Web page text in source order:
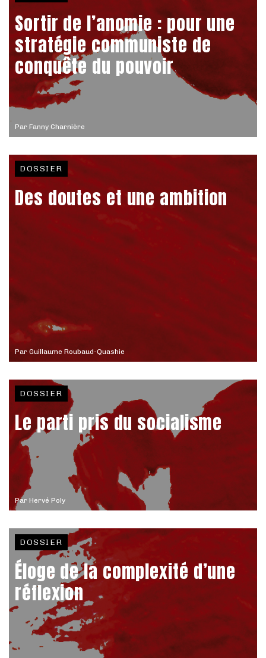
Par Fanny Charnière
Sortir de l’anomie : pour une
stratégie communiste de
conquête du pouvoir
Par Guillaume Roubaud-Quashie
DOSSIER
Des doutes et une ambition
Par Hervé Poly
DOSSIER
Le parti pris du socialisme
DOSSIER
Éloge de la complexité d’une
réflexion